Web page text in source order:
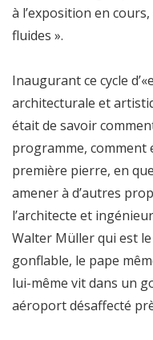
à l’exposition en
fluides ».
Inaugurant ce cycle
architecturale et
était de savoir
programme, comment
première pierre, en
amener à d’autres
l’architecte et
Walter Müller qui est
gonflable, le pape
lui-même vit dans un
aéroport désaffecté